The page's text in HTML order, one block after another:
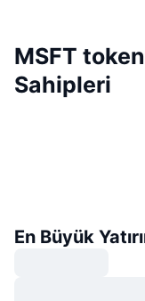
MSFT
Sahipleri
En Büyük